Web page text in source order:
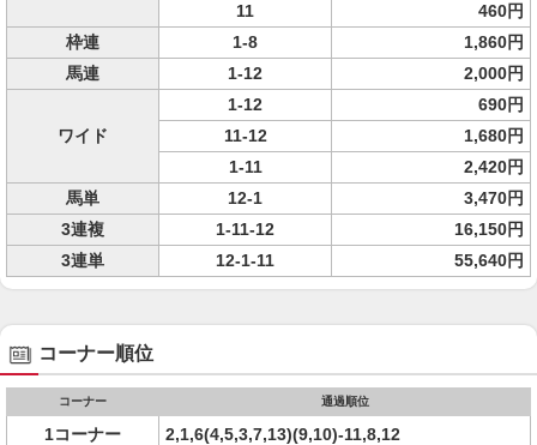
11
460円
枠連
1-8
1,860円
馬連
1-12 2,000円
ワイド
1-12
690円
11-12
1,680円
1-11
2,420円
馬単
12-1
3,470円
3連複
1-11-12
16,150円
3連単
12-1-11 55,640円
コーナー順位
コーナー 通過順位
1コーナー
2,1,6(4,5,3,7,13)(9,10)-11,8,12